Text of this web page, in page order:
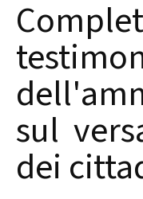
sul
dei